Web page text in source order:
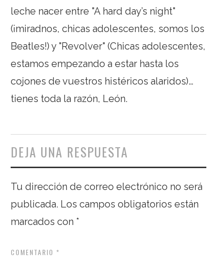
leche nacer entre "A hard day’s night"
(¡miradnos, chicas adolescentes, somos los
Beatles!) y "Revolver" (Chicas adolescentes,
estamos empezando a estar hasta los
cojones de vuestros histéricos alaridos)…
tienes toda la razón, León.
DEJA UNA RESPUESTA
Tu dirección de correo electrónico no será
publicada. Los campos obligatorios están
marcados con *
COMENTARIO *